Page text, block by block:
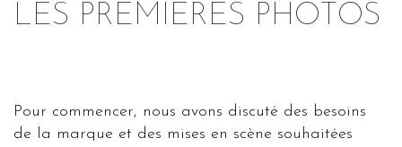
LES PREMIÈRES PHOTOS
Pour commencer, nous avons discuté des besoins
de la marque et des mises en scène souhaitées